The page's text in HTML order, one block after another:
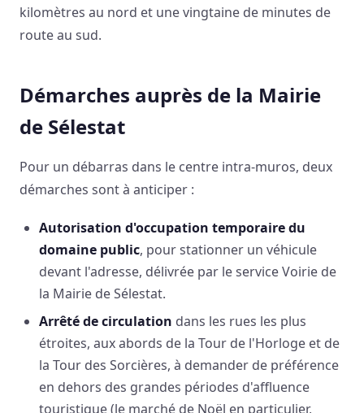
kilomètres au nord et une vingtaine de minutes de
route au sud.
Démarches auprès de la Mairie
de Sélestat
Pour un débarras dans le centre intra-muros, deux
démarches sont à anticiper :
Autorisation d'occupation temporaire du
domaine public, pour stationner un véhicule
devant l'adresse, délivrée par le service Voirie de
la Mairie de Sélestat.
Arrêté de circulation dans les rues les plus
étroites, aux abords de la Tour de l'Horloge et de
la Tour des Sorcières, à demander de préférence
en dehors des grandes périodes d'affluence
touristique (le marché de Noël en particulier,